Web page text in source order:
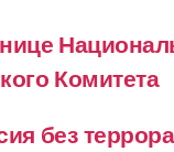
Комитета
без